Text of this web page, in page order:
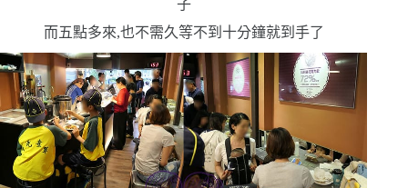
子
而五點多來,也不需久等不到十分鐘就到手了